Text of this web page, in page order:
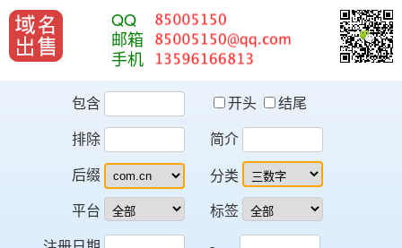
QQ
邮箱
手机
包含 开头
结尾
排除
简介
后缀
平台
分类
标签